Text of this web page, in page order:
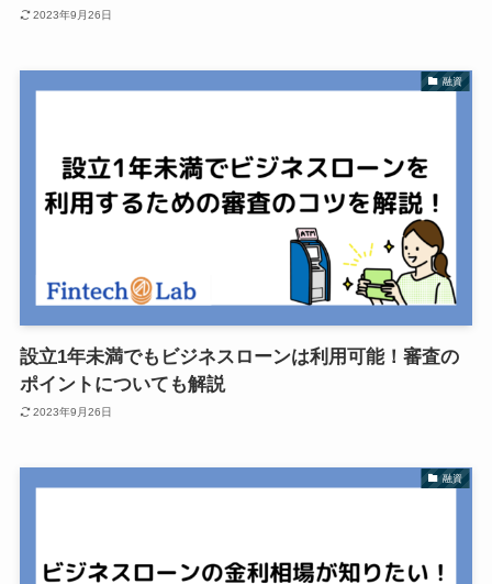
2023年9月26日
融資
設立1年未満でもビジネスローンは利用可能！審査の
ポイントについても解説
2023年9月26日
融資